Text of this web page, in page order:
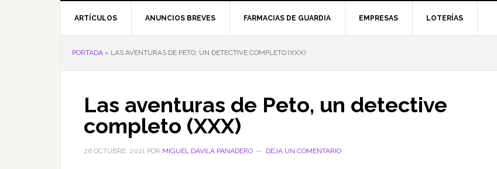
ARTÍCULOS ANUNCIOS BREVES FARMACIAS DE GUARDIA EMPRESAS LOTERÍAS
PORTADA » LAS AVENTURAS DE PETO, UN DETECTIVE COMPLETO (XXX)
Las aventuras de Peto, un detective
completo (XXX)
26 OCTUBRE, 2021 POR MIGUEL DÁVILA PANADERO DEJA UN COMENTARIO